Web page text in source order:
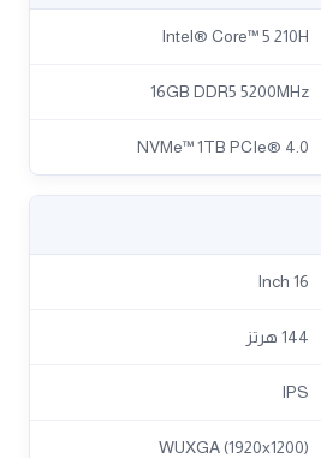
Intel® Core™ 5 210H
16GB DDR5 5200MHz
NVMe™ 1TB PCIe® 4.0
16 Inch
144 هرتز
IPS
WUXGA (1920x1200)